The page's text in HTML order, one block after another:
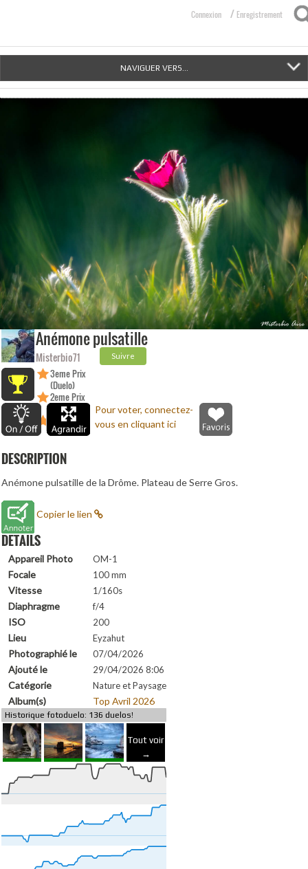
Connexion / Enregistrement
NAVIGUER VERS...
Anémone pulsatille
Misterbio71 Suivre
3eme Prix
(Duelo)
2eme Prix
(Duelo)
2eme Prix
(Duelo)
Pour voter, connectez-
vous en cliquant ici
DESCRIPTION
Anémone pulsatille de la Drôme. Plateau de Serre Gros.
Copier le lien
DETAILS
Appareil Photo OM-1
Focale 100 mm
Vitesse 1/160s
Diaphragme f/4
ISO 200
Lieu Eyzahut
Photographié le 07/04/2026
Ajouté le 29/04/2026 8:06
Catégorie Nature et Paysage
Album(s) Top Avril 2026
Historique fotoduelo: 136 duelos!
Tout voir
→